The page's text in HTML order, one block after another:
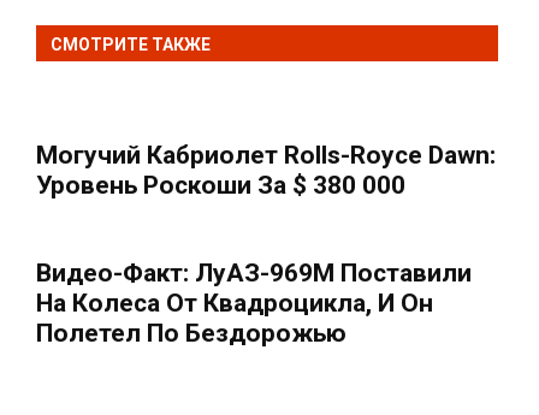
СМОТРИТЕ ТАКЖЕ
Могучий Кабриолет Rolls-Royce Dawn:
Уровень Роскоши За $ 380 000
Видео-Факт: ЛуАЗ-969М Поставили
На Колеса От Квадроцикла, И Он
Полетел По Бездорожью